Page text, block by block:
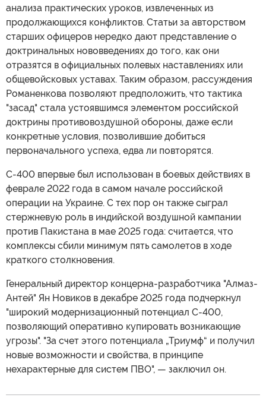
анализа практических уроков, извлеченных из
продолжающихся конфликтов. Статьи за авторством
старших офицеров нередко дают представление о
доктринальных нововведениях до того, как они
отразятся в официальных полевых наставлениях или
общевойсковых уставах. Таким образом, рассуждения
Романенкова позволяют предположить, что тактика
"засад" стала устоявшимся элементом российской
доктрины противовоздушной обороны, даже если
конкретные условия, позволившие добиться
первоначального успеха, едва ли повторятся.
С-400 впервые был использован в боевых действиях в
феврале 2022 года в самом начале российской
операции на Украине. С тех пор он также сыграл
стержневую роль в индийской воздушной кампании
против Пакистана в мае 2025 года: считается, что
комплексы сбили минимум пять самолетов в ходе
краткого столкновения.
Генеральный директор концерна-разработчика "Алмаз-
Антей" Ян Новиков в декабре 2025 года подчеркнул
"широкий модернизационный потенциал С-400,
позволяющий оперативно купировать возникающие
угрозы". "За счет этого потенциала „Триумф“ и получил
новые возможности и свойства, в принципе
нехарактерные для систем ПВО", — заключил он.